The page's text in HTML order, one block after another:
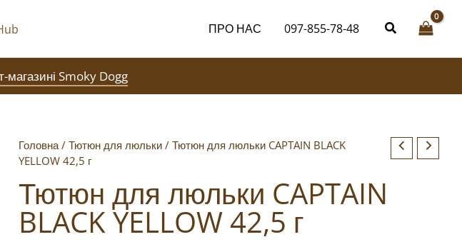
ПРО НАС 097-855-78-48
магазині Smoky Dogg
Головна/Тютюн для люльки / Тютюн для люльки CAPTAIN BLACK
YELLOW 42,5 г
Тютюн для люльки CAPTAIN
BLACK YELLOW 42,5 г